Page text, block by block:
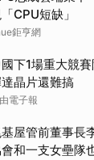
CPU短缺」
鉅亨網
下1場重大競
晶片還難搞
電子報
屋管前董事
和一支女壘隊